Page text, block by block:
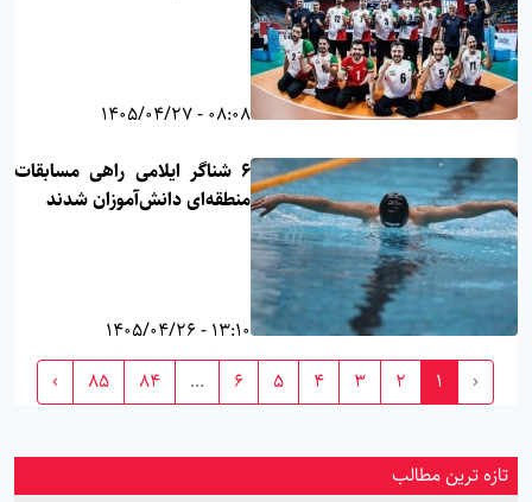
08:08 - 1405/04/27
۶ شناگر ایلامی راهی مسابقات
منطقه‌ای دانش‌آموزان شدند
13:10 - 1405/04/26
‹
1
2
3
4
5
6
...
84
85
›
تازه ترین مطالب